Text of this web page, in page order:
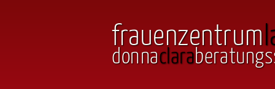
frauenzentrum
donnaclara